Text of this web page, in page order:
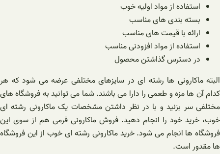
استفاده از مواد اولیه خوب
بسته بندی های مناسب
ارائه با قیمت های مناسب
استفاده از مواد افزودنی مناسب
در دسترس گذاشتن محصول
البته ماکارونی ها رشته ای در سایزهای مختلفی عرضه می شود که هر
کدام آن ها مزه و طعمی را دارا می باشند. شما می توانید به فروشگاه های
مختلفی سر بزنید و با در نظر داشتن مشخصات یک ماکارونی رشته ای
خوب، خرید خود را انجام دهید. فروش ماکارونی فرمی هم از سوی این
فروشگاه ها انجام می شود. خرید ماکارونی رشته ای خوب از این فروشگاه
ها مقدور است.